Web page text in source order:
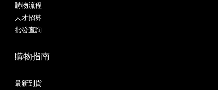
購物流程
人才招募
批發查詢
購物指南
最新到貨